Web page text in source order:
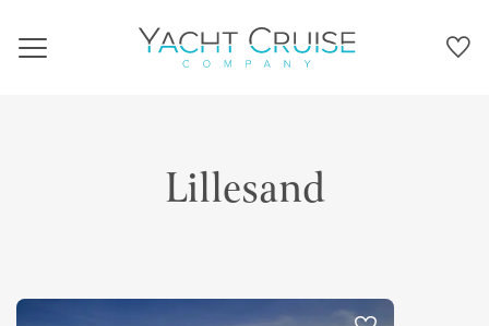
Navigation
Lillesand